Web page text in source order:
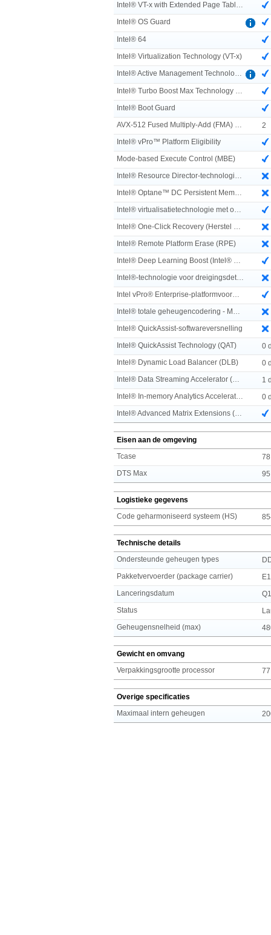
Intel® OS Guard
Intel® 64
Intel® Virtualization Technology (VT-x)
Intel® Boot Guard
2
Intel® vPro™ Platform Eligibility
Mode-based Execute Control (MBE)
Intel® Remote Platform Erase (RPE)
Intel® QuickAssist-softwareversnelling
Intel® QuickAssist Technology (QAT)
0
Intel® Dynamic Load Balancer (DLB)
0
1
0
Eisen aan de omgeving
Tcase
DTS Max
Logistieke gegevens
Code geharmoniseerd systeem (HS)
Technische details
Ondersteunde geheugen types
Pakketvervoerder (package carrier)
Lanceringsdatum
Status
Geheugensnelheid (max)
Gewicht en omvang
Verpakkingsgrootte processor
Overige specificaties
Maximaal intern geheugen